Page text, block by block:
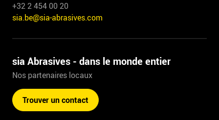
+32 2 454 00 20
sia.be@sia-abrasives.com
sia Abrasives - dans le monde entier
Nos partenaires locaux
Trouver un contact